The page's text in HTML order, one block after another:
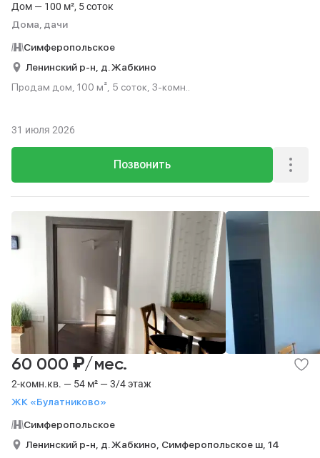
Дом — 100 м², 5 соток
Дома, дачи
Симферопольское
Ленинский р-н, д. Жабкино
Продам дом, 100 м², 5 соток, 3-комн..
Позвонить
31 июля 2026
2-комн.кв. — 54 м² — 3/4 этаж
ЖК «Булатниково»
60 000 ₽/мес.
Симферопольское
Ленинский р-н, д. Жабкино, Симферопольское ш, 14